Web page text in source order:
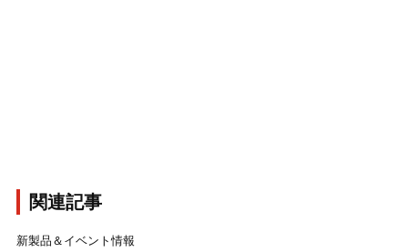
関連記事
新製品＆イベント情報